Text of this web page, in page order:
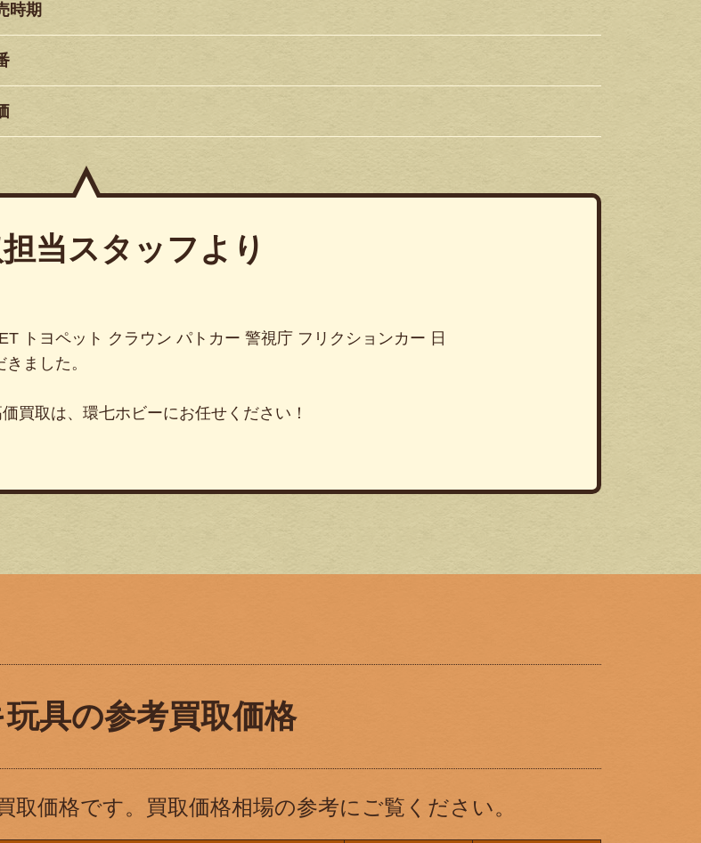
時期
当スタッフより
トヨペット クラウン パトカー 警視庁 フリクションカー 日
ました。
買取は、環七ホビーにお任せください！
具の参考買取価格
価格です。買取価格相場の参考にご覧ください。